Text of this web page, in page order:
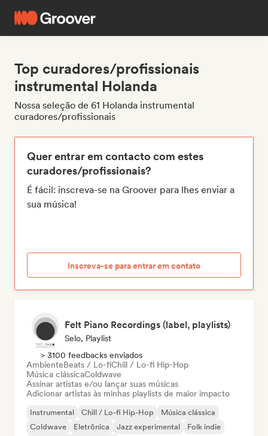
Top curadores/profissionais
instrumental Holanda
Nossa seleção de 61 Holanda instrumental
curadores/profissionais
Quer entrar em contacto com estes
curadores/profissionais?
É fácil: inscreva-se na Groover para lhes enviar a
sua música!
Inscreva-se para entrar em contato
Felt Piano Recordings (label, playlists)
Selo, Playlist
> 3100 feedbacks enviados
AmbienteBeats / Lo-fiChill / Lo-fi Hip-Hop
Música clássicaColdwave
Assinar artistas e/ou lançar suas músicas
Adicionar artistas às minhas playlists de maior impacto
Instrumental Chill / Lo-fi Hip-Hop
Música clássica
Coldwave
Eletrônica Jazz experimental
Folk indie